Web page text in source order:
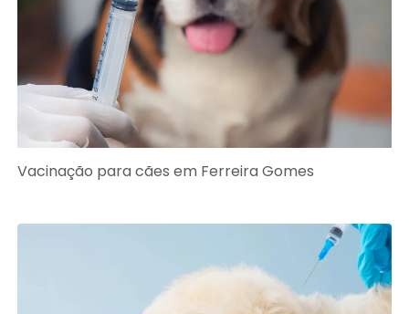
Vacinação para cães em Ferreira Gomes